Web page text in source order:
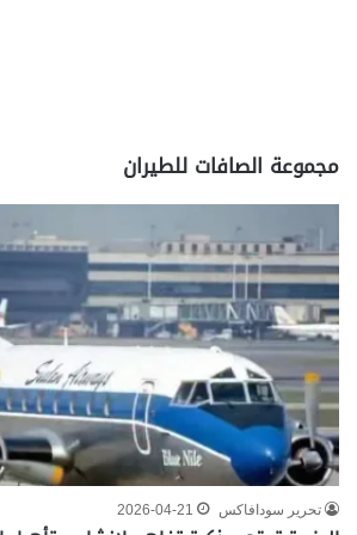
مجموعة الصافات للطيران
تحرير سودافاكس 2026-04-21